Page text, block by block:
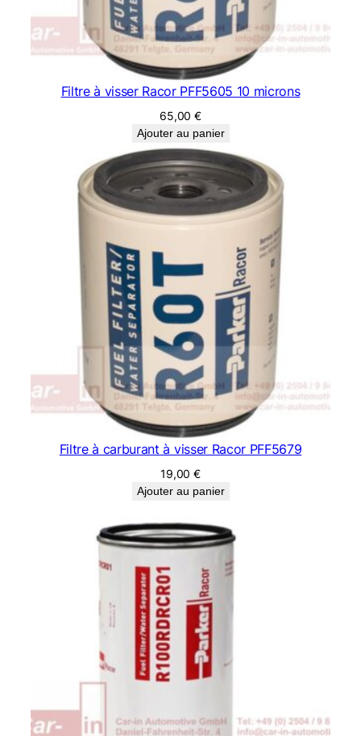
Filtre à visser Racor PFF5605 10 microns
65,00€
Ajouter au panier
Filtre à carburant à visser Racor PFF5679
19,00€
Ajouter au panier